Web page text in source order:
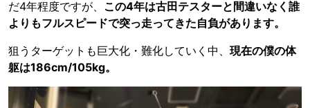
だ4年程度ですが、 この4年は古田テスターと間違いなく誰
よりもフルスピードで突っ走ってきた自負があります。
狙うターゲットも巨大化・難化していく中、 現在の僕の体
躯は186cm/105kg。